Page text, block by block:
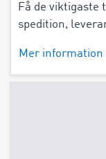
Få de viktigaste
spedition,
Mer information